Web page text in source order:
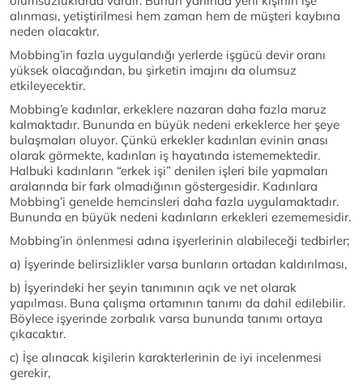
alınması, yetiştirilmesi hem zaman hem de müşteri kaybına
neden olacaktır.
Mobbing’in fazla uygulandığı yerlerde işgücü devir oranı
yüksek olacağından, bu şirketin imajını da olumsuz
etkileyecektir.
Mobbing’e kadınlar, erkeklere nazaran daha fazla maruz
kalmaktadır. Bununda en büyük nedeni erkeklerce her şeye
bulaşmaları oluyor. Çünkü erkekler kadınları evinin anası
olarak görmekte, kadınları iş hayatında istememektedir.
Halbuki kadınların “erkek işi” denilen işleri bile yapmaları
aralarında bir fark olmadığının göstergesidir. Kadınlara
Mobbing’i genelde hemcinsleri daha fazla uygulamaktadır.
Bununda en büyük nedeni kadınların erkekleri ezememesidir.
Mobbing’in önlenmesi adına işyerlerinin alabileceği tedbirler;
a) İşyerinde belirsizlikler varsa bunların ortadan kaldırılması,
b) İşyerindeki her şeyin tanımının açık ve net olarak
yapılması. Buna çalışma ortamının tanımı da dahil edilebilir.
Böylece işyerinde zorbalık varsa bununda tanımı ortaya
çıkacaktır.
c) İşe alınacak kişilerin karakterlerinin de iyi incelenmesi
gerekir,